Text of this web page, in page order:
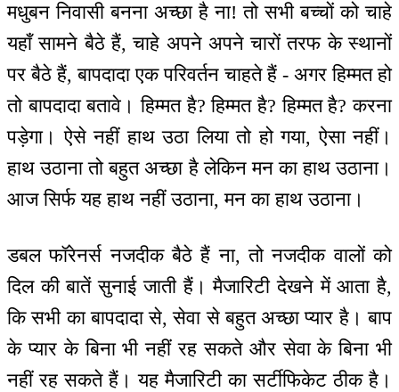
मधुबन निवासी बनना अच्छा है ना! तो सभी बच्चों को चाहे
यहाँ सामने बैठे हैं, चाहे अपने अपने चारों तरफ के स्थानों
पर बैठे हैं, बापदादा एक परिवर्तन चाहते हैं - अगर हिम्मत हो
तो बापदादा बतावे। हिम्मत है? हिम्मत है? हिम्मत है? करना
पड़ेगा। ऐसे नहीं हाथ उठा लिया तो हो गया, ऐसा नहीं।
हाथ उठाना तो बहुत अच्छा है लेकिन मन का हाथ उठाना।
आज सिर्फ यह हाथ नहीं उठाना, मन का हाथ उठाना।
डबल फॉरेनर्स नजदीक बैठे हैं ना, तो नजदीक वालों को
दिल की बातें सुनाई जाती हैं। मैजारिटी देखने में आता है,
कि सभी का बापदादा से, सेवा से बहुत अच्छा प्यार है। बाप
के प्यार के बिना भी नहीं रह सकते और सेवा के बिना भी
नहीं रह सकते हैं। यह मैजारिटी का सर्टीफिकेट ठीक है।